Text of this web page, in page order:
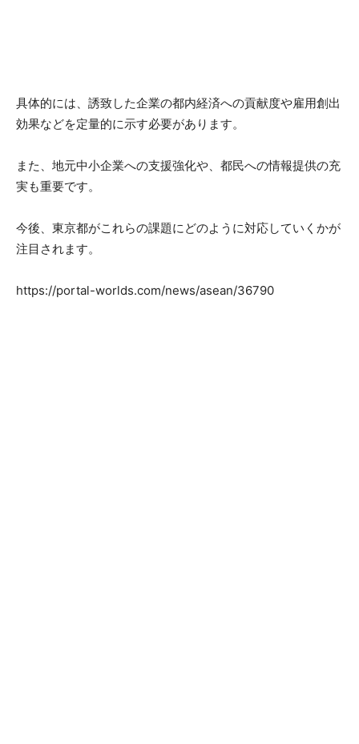
具体的には、誘致した企業の都内経済への貢献度や雇用創出
効果などを定量的に示す必要があります。
また、地元中小企業への支援強化や、都民への情報提供の充
実も重要です。
今後、東京都がこれらの課題にどのように対応していくかが
注目されます。
https://portal-worlds.com/news/asean/36790